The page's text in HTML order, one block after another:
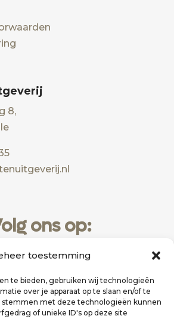
toestemming
te bieden, gebruiken wij technologieën
over je apparaat op te slaan en/of te
stemmen met deze technologieën kunnen
of unieke ID's op deze site
8,
ons op: